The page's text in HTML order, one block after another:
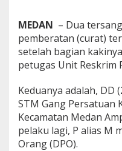
a
t
MEDAN – Dua
pemberatan (curat)
setelah bagian
petugas Unit Reskrim
Keduanya adalah, DD
STM Gang Persatuan
Kecamatan Medan
pelaku lagi, P alias M
Orang (DPO).